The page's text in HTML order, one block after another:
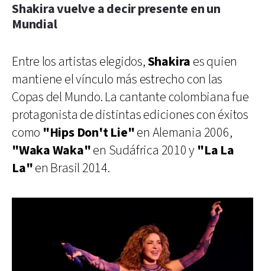
Shakira vuelve a decir presente en un
Mundial
Entre los artistas elegidos,Shakira es quien
mantiene el vínculo más estrecho con las
Copas del Mundo. La cantante colombiana fue
protagonista de distintas ediciones con éxitos
como "Hips Don't Lie"en Alemania 2006,
"Waka Waka"en Sudáfrica 2010 y "La La
La"en Brasil 2014.